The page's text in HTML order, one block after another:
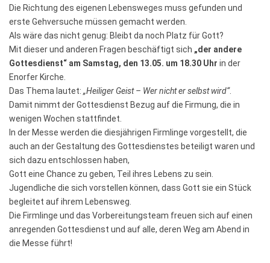
Die Richtung des eigenen Lebensweges muss gefunden und
erste Gehversuche müssen gemacht werden.
Als wäre das nicht genug: Bleibt da noch Platz für Gott?
Mit dieser und anderen Fragen beschäftigt sich „der andere
Gottesdienst“ am Samstag, den 13.05. um 18.30 Uhr in der
Enorfer Kirche.
Das Thema lautet: „Heiliger Geist – Wer nicht er selbst wird“.
Damit nimmt der Gottesdienst Bezug auf die Firmung, die in
wenigen Wochen stattfindet.
In der Messe werden die diesjährigen Firmlinge vorgestellt, die
auch an der Gestaltung des Gottesdienstes beteiligt waren und
sich dazu entschlossen haben,
Gott eine Chance zu geben, Teil ihres Lebens zu sein.
Jugendliche die sich vorstellen können, dass Gott sie ein Stück
begleitet auf ihrem Lebensweg.
Die Firmlinge und das Vorbereitungsteam freuen sich auf einen
anregenden Gottesdienst und auf alle, deren Weg am Abend in
die Messe führt!